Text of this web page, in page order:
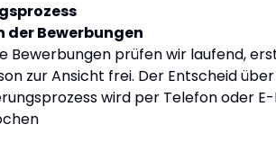
der Bewerbungen
Bewerbungen prüfen wir laufend,
zur Ansicht frei. Der Entscheid
wird per Telefon oder